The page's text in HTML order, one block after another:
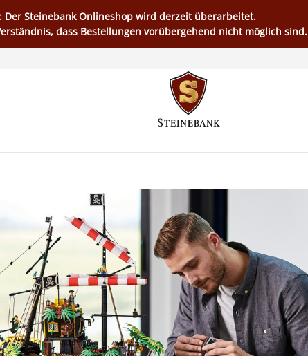
Der Steinebank Onlineshop wird derzeit überarbeitet.
dass Bestellungen vorübergehend nicht möglich sind.